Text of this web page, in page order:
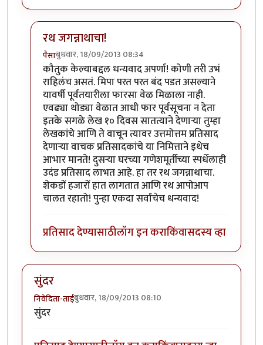
रथ जगन्नाथाचा!
पैसाबुधवार, 18/09/2013 08:34
In reply toहोय देवा महाराजा!byस्पंदना
कौतुक केल्याबद्दल धन्यवाद अपर्णा! कोणी तरी उभं
राहिलंच असतं. मिपा परत परत बंद पडत असल्याने
यावर्षी पूर्वतयारीला फारसा वेळ मिळाला नाही.
एवढ्या थोड्या वेळात आधी फार पूर्वसूचना न देता
इतके सगळे लेख १० दिवस सातत्याने देणार्‍या तुम्हा
लेखकांचे आणि ते वाचून त्यावर उत्तमोत्तम प्रतिसाद
देणार्‍या वाचक प्रतिसादकांचे या निमित्ताने इथेच
आभार मानते! दुसर्‍या घरच्या गणेशमूर्तींच्या स्पर्धेलाही
उदंड प्रतिसाद लाभत आहे. हा तर रथ जगन्नाथाचा.
शेकडों हजारों हात लागतात आणि रथ आपोआप
चालत रहातो! पुन्हा एकदा सर्वांचेच धन्यवाद!
प्रतिसाद देण्यासाठीलॉग इन कराकिंवासदस्य व्हा
सुंदर
निवेदिता-ताईबुधवार, 18/09/2013 08:10
सुंदर